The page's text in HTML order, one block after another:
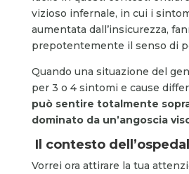
vizioso infernale, in cui i
aumentata dall’insicurezza,
prepotentemente il senso di
Quando una situazione del
per 3 o 4 sintomi e cause
può sentire totalmente
dominato da un’angoscia
Il contesto
Vorrei ora attirare la tua